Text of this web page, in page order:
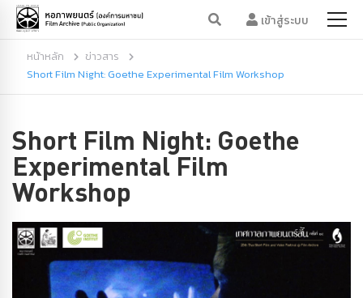
เข้าสู่ระบบ
หน้าหลัก
ข่าวสาร
Short Film Night: Goethe Experimental Film Workshop
Short Film Night: Goethe
Experimental Film
Workshop